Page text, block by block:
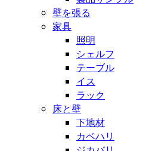
壁を張る
家具
照明
シェルフ
テーブル
イス
ラック
床と壁
下地材
カベハリ